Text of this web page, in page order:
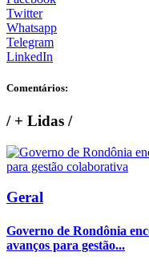
Twitter
Whatsapp
Telegram
LinkedIn
Comentários:
/+ Lidas /
Geral
Governo de Rondônia
avanços para gestão...